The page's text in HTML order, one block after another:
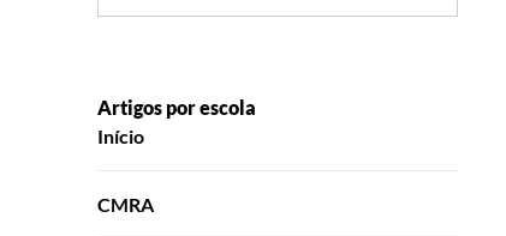
Artigos por escola
Início
CMRA